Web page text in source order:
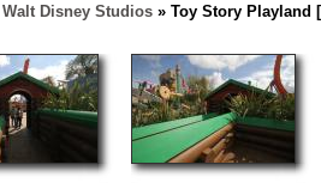
Walt Disney Studios» Toy Story Playland [